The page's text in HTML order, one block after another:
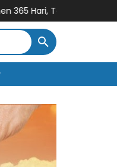
Jadwal Layanan Call